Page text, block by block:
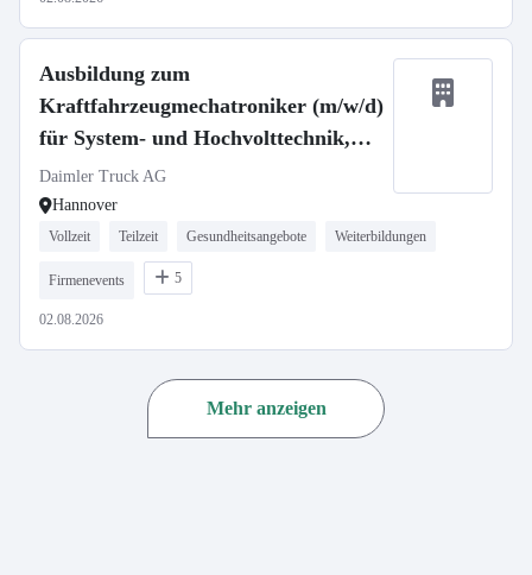
Ausbildung zum
Kraftfahrzeugmechatroniker (m/w/d)
für System- und Hochvolttechnik,
Daimler Truck AG
Daimler Truck AG
Hannover
Vollzeit Teilzeit Gesundheitsangebote Weiterbildungen
Firmenevents 5
02.08.2026
Mehr anzeigen